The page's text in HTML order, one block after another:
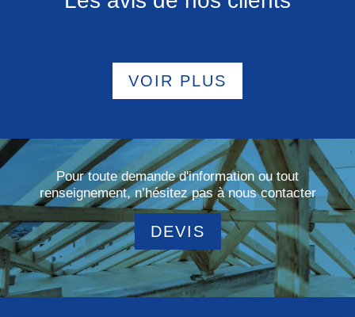
VOIR PLUS
Pour toute demande d'information ou tout
renseignement, n’hésitez pas à nous contacter
DEVIS